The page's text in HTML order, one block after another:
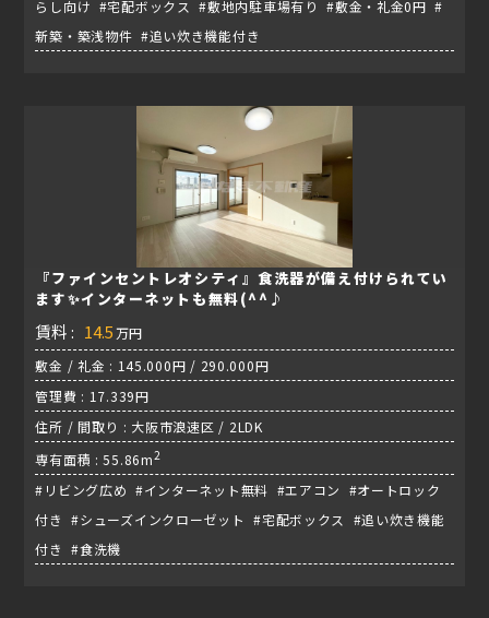
らし向け #宅配ボックス #敷地内駐車場有り #敷金・礼金0円 #
新築・築浅物件 #追い炊き機能付き
『ファインセントレオシティ』食洗器が備え付けられてい
ます✨インターネットも無料(^^♪
賃料 : 14.5 万円
敷金 / 礼金 : 145.000円 / 290.000円
管理費 : 17.339円
住所 / 間取り : 大阪市浪速区 / 2LDK
専有面積 : 55.86m2
#リビング広め #インターネット無料 #エアコン #オートロック
付き #シューズインクローゼット #宅配ボックス #追い炊き機能
付き #食洗機